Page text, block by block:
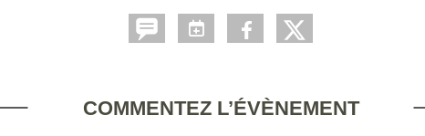
COMMENTEZ L’ÉVÈNEMENT